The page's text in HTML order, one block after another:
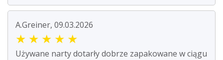
A.Greiner, 09.03.2026
★ ★ ★ ★ ★
Używane narty dotarły dobrze zapakowane w ciągu